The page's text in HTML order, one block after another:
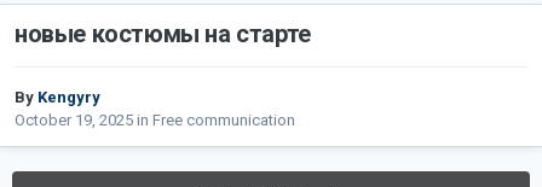
новые костюмы на старте
By Kengyry
October 19, 2025 in Free communication